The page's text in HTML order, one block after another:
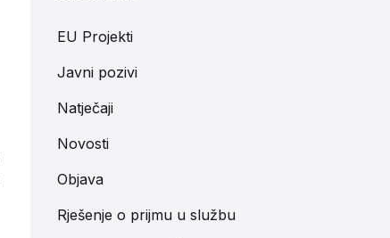
EU Projekti
Javni pozivi
Natječaji
Novosti
Objava
Rješenje o prijmu u službu